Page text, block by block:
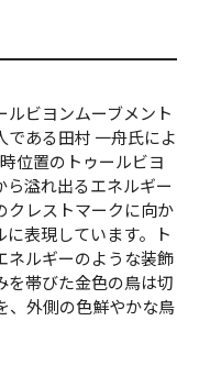
ビヨンムーブメント
ある田村 一舟氏によ
位置のトゥールビヨ
溢れ出るエネルギー
クレストマークに向か
表現しています。ト
ネルギーのような装飾
を帯びた金色の鳥は切
、外側の色鮮やかな鳥